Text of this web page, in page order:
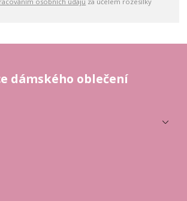
dámského oblečení